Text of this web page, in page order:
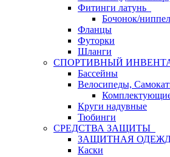
Фитинги латунь
Бочонок/
Фланцы
Футорки
Шланги
СПОРТИВНЫЙ
Бассейны
Велосипеды,
Круги надувные
Тюбинги
СРЕДСТВА ЗАЩИТЫ
ЗАЩИТНАЯ
Каски